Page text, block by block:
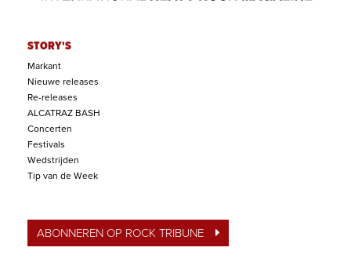
STORY'S
Markant
Nieuwe releases
Re-releases
ALCATRAZ BASH
Concerten
Festivals
Wedstrijden
Tip van de Week
ABONNEREN OP ROCK TRIBUNE